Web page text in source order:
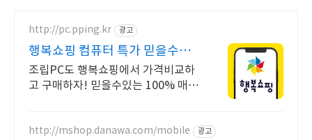
http://pc.pping.kr 광고
행복쇼핑 컴퓨터 특가 믿을수있
는 100% 매매보호
조립PC도 행복쇼핑에서 가격비교하
고 구매하자! 믿을수있는 100% 매매
만나 보세요
http://mshop.danawa.com/mobile 광고